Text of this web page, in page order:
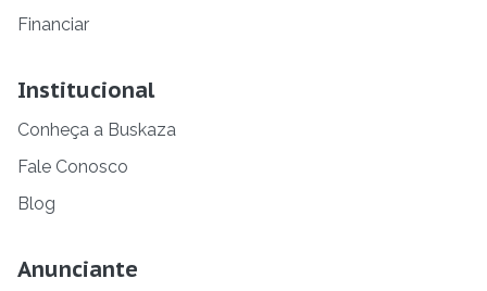
Financiar
Institucional
Conheça a Buskaza
Fale Conosco
Blog
Anunciante